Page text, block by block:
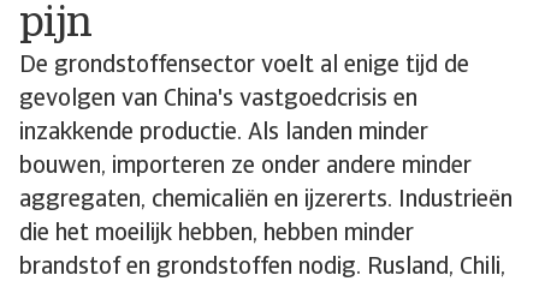
pijn
De grondstoffensector voelt al enige tijd de
gevolgen van China's vastgoedcrisis en
inzakkende productie. Als landen minder
bouwen, importeren ze onder andere minder
aggregaten, chemicaliën en ijzererts. Industrieën
die het moeilijk hebben, hebben minder
brandstof en grondstoffen nodig. Rusland, Chili,